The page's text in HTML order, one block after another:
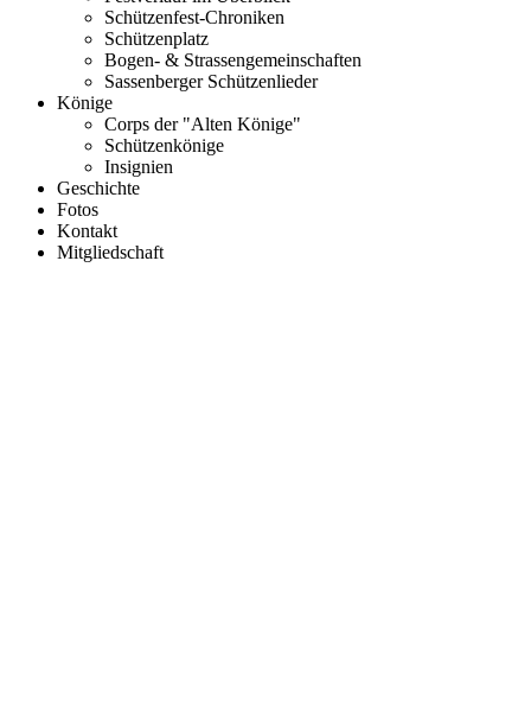
Schützenfest-Chroniken
Schützenplatz
Bogen- & Strassengemeinschaften
Sassenberger Schützenlieder
Könige
Corps der "Alten Könige"
Schützenkönige
Insignien
Geschichte
Fotos
Kontakt
Mitgliedschaft